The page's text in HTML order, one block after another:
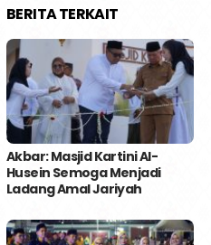
BERITA TERKAIT
Akbar: Masjid Kartini Al-
Husein Semoga Menjadi
Ladang Amal Jariyah